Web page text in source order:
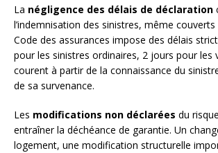
La négligence des délais de déclaration
l’indemnisation des sinistres, même
Code des assurances impose des délais
pour les sinistres ordinaires, 2 jours pour les
courent à partir de la connaissance du
de sa survenance.
Les modifications non déclarées du
entraîner la déchéance de garantie. Un
logement, une modification structurelle